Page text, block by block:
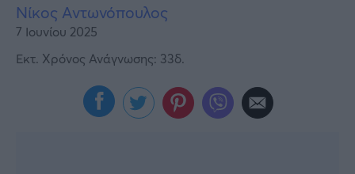
Νίκος Αντωνόπουλος
7 Ιουνίου 2025
Εκτ. Χρόνος Ανάγνωσης: 33δ.